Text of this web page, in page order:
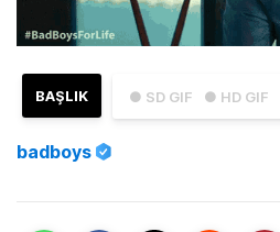
● SD GIF ● HD GIF
BAŞLIK
badboys